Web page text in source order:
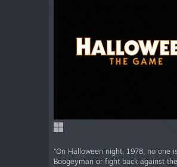
“On Halloween night, 1978, no one
Boogeyman or fight back against